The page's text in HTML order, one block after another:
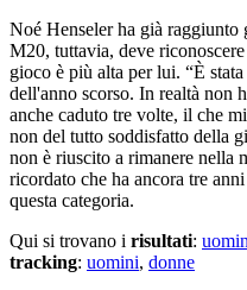
Noé Henseler ha già
M20, tuttavia, deve
gioco è più alta per lui. “È
dell'anno scorso. In realtà non
anche caduto tre volte, il che
non del tutto soddisfatto della
non è riuscito a rimanere nella
ricordato che ha ancora tre
questa categoria.
Qui si trovano i risultati:
tracking: uomini, donne